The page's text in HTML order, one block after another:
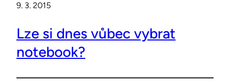
9. 3. 2015
Lze si dnes vůbec vybrat
notebook?